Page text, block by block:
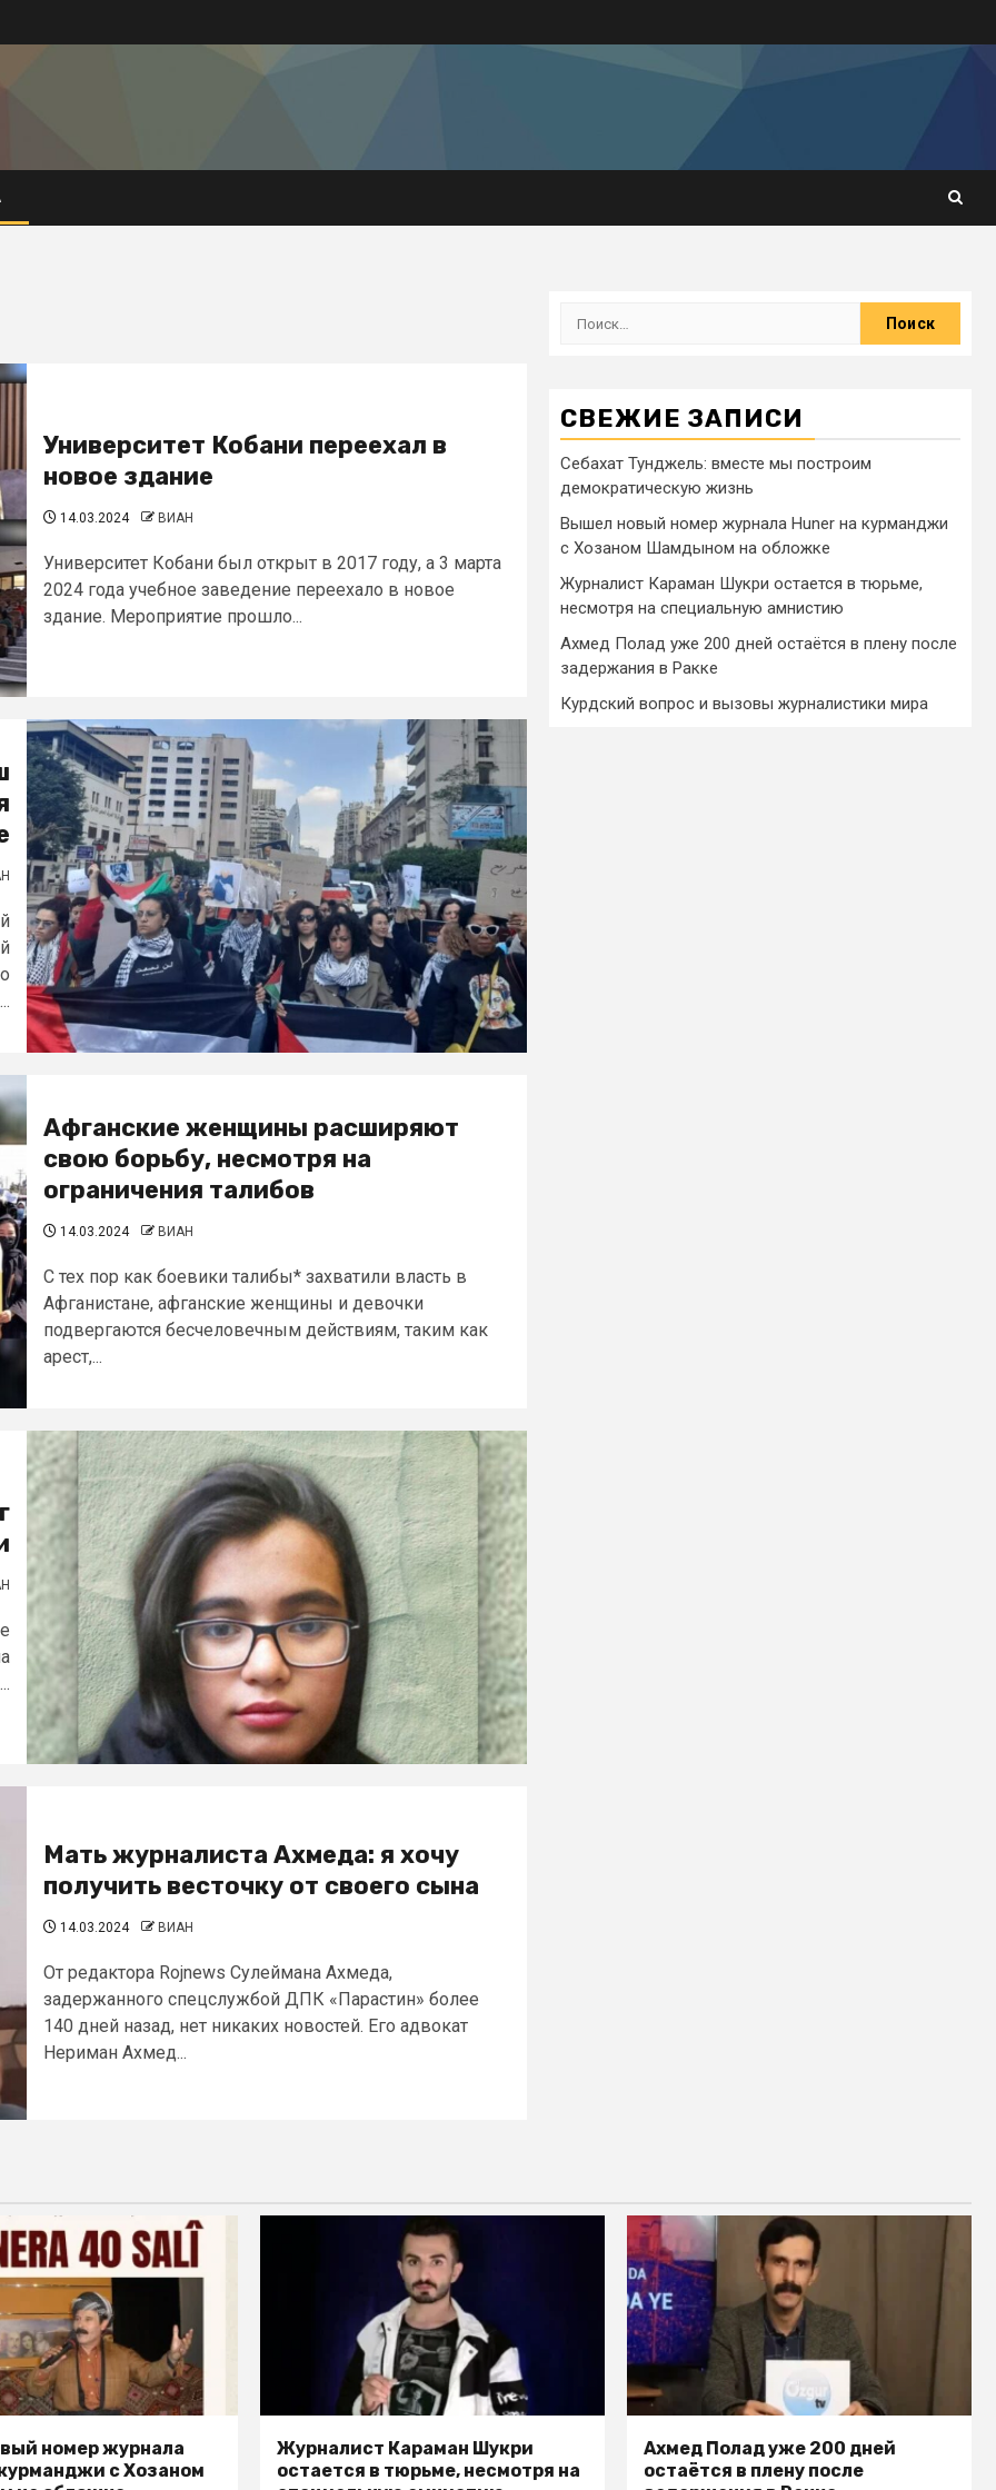
Университет Кобани переехал в
новое здание
14.03.2024 ВИАН
Университет Кобани был открыт в 2017 году, а 3 марта
2024 года учебное заведение переехало в новое
здание. Мероприятие прошло...
Афганские женщины расширяют
свою борьбу, несмотря на
ограничения талибов
14.03.2024 ВИАН
С тех пор как боевики талибы* захватили власть в
Афганистане, афганские женщины и девочки
подвергаются бесчеловечным действиям, таким как
арест,...
Мать журналиста Ахмеда: я хочу
получить весточку от своего сына
14.03.2024 ВИАН
От редактора Rojnews Сулеймана Ахмеда,
задержанного спецслужбой ДПК «Парастин» более
140 дней назад, нет никаких новостей. Его адвокат
Нериман Ахмед...
СВЕЖИЕ ЗАПИСИ
Себахат Тунджель: вместе мы построим
демократическую жизнь
Вышел новый номер журнала Huner на курманджи
с Хозаном Шамдыном на обложке
Журналист Караман Шукри остается в тюрьме,
несмотря на специальную амнистию
Ахмед Полад уже 200 дней остаётся в плену после
задержания в Ракке
Курдский вопрос и вызовы журналистики мира
номер журнала
с Хозаном
Журналист Караман Шукри
остается в тюрьме, несмотря на
Ахмед Полад уже 200 дней
остаётся в плену после